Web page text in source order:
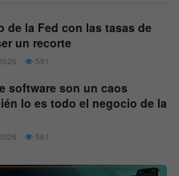
de la Fed con las tasas de
un recorte
591
software son un caos
lo es todo el negocio de la
561